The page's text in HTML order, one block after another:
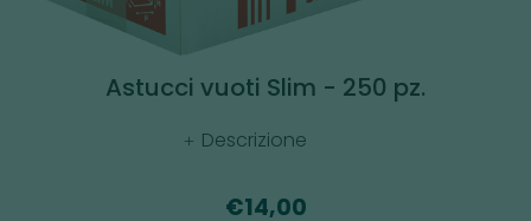
Astucci vuoti Slim - 250 pz.
Descrizione
€14,00